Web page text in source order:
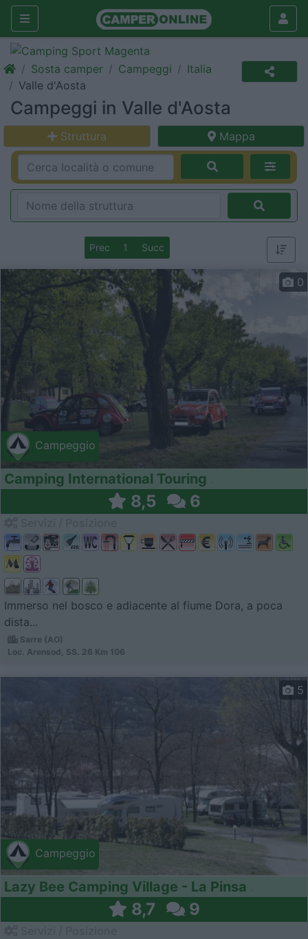
Sosta camper Campeggi
Italia
Valle d'Aosta
Campeggi in Valle d'Aosta
Struttura Mappa
Prec 1 Succ
Campeggio
0
Camping International Touring
8,5 6
Immerso nel bosco e adiacente al fiume Dora, a poca
dista...
Sarre (AO)
Loc. Arensod, SS. 26 Km 106
Campeggio
5
Lazy Bee Camping Village - La Pinsa
8,7 9